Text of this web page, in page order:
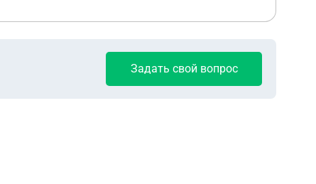
Задать свой вопрос